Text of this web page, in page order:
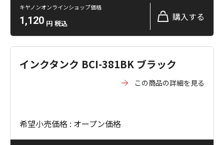
キヤノンオンラインショップ価格
1,120 円 税込
購入する
インクタンク BCI-381BK ブラック
この商品の詳細を見る
希望小売価格 : オープン価格